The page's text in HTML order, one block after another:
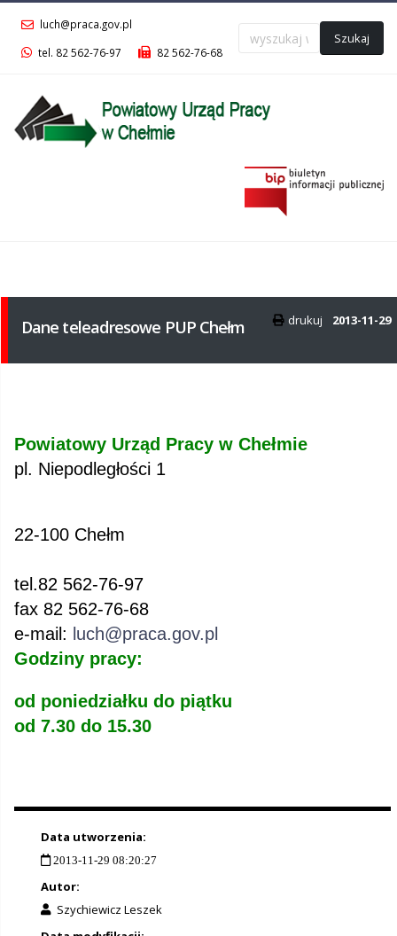
luch@praca.gov.pl
tel. 82 562-76-97
82 562-76-68
Szukaj
drukuj 2013-11-29
Dane teleadresowe PUP Chełm
Powiatowy Urząd Pracy w Chełmie
pl. Niepodległości 1
22-100 Chełm
tel.82 562-76-97
fax 82 562-76-68
e-mail: luch@praca.gov.pl
Godziny pracy:
od poniedziałku do piątku
od 7.30 do 15.30
Data utworzenia:
2013-11-29 08:20:27
Autor:
Szychiewicz Leszek